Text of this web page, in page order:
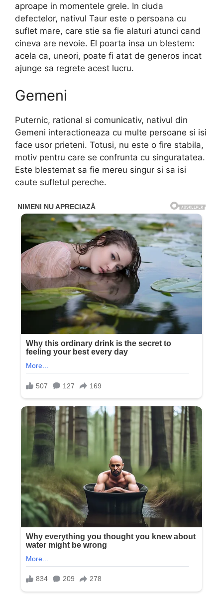
aproape in momentele grele. In ciuda
defectelor, nativul Taur este o persoana cu
suflet mare, care stie sa fie alaturi atunci cand
cineva are nevoie. El poarta insa un blestem:
acela ca, uneori, poate fi atat de generos incat
ajunge sa regrete acest lucru.
Gemeni
Puternic, rational si comunicativ, nativul din
Gemeni interactioneaza cu multe persoane si isi
face usor prieteni. Totusi, nu este o fire stabila,
motiv pentru care se confrunta cu singuratatea.
Este blestemat sa fie mereu singur si sa isi
caute sufletul pereche.